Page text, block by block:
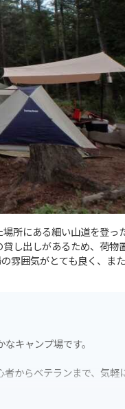
所にある細い山道を登っ
し出しがあるため、荷物
雰囲気がとても良く、ま
キャンプ場です。
からベテランまで、気軽